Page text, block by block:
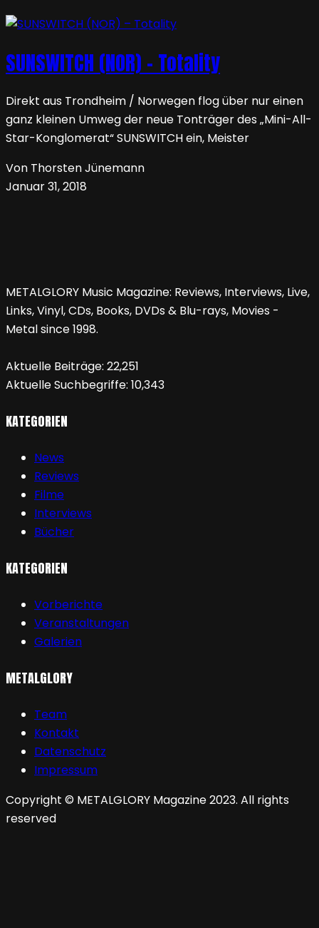
SUNSWITCH (NOR) – Totality
Direkt aus Trondheim / Norwegen flog über nur einen
ganz kleinen Umweg der neue Tonträger des „Mini-All-
Star-Konglomerat“ SUNSWITCH ein, Meister
Von Thorsten Jünemann
Januar 31, 2018
METALGLORY Music Magazine: Reviews, Interviews, Live,
Links, Vinyl, CDs, Books, DVDs & Blu-rays, Movies -
Metal since 1998.
Aktuelle Beiträge: 22,251
Aktuelle Suchbegriffe: 10,343
KATEGORIEN
News
Reviews
Filme
Interviews
Bücher
KATEGORIEN
Vorberichte
Veranstaltungen
Galerien
METALGLORY
Team
Kontakt
Datenschutz
Impressum
Copyright © METALGLORY Magazine 2023. All rights
reserved